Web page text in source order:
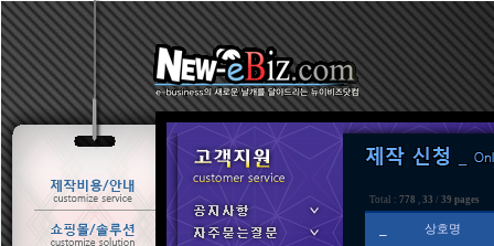
Total : 778 , 33 / 39 pages
상호명